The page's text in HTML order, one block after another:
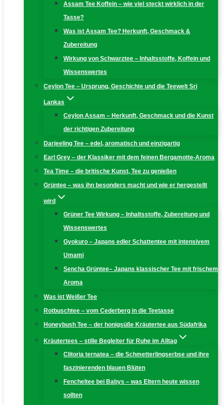
Assam Tee Koffein – wie viel steckt wirklich in der
Tasse?
Was ist Assam Tee? Herkunft, Geschmack &
Zubereitung
Wirkung von Schwarztee – Inhaltsstoffe, Koffein und
Wissenswertes
Ceylon Tee – Ursprung, Geschichte und die Teewelt Sri
Lankas
Ceylon Assam – Herkunft, Geschmack und die Kunst
der richtigen Zubereitung
Darjeeling Tee – edel, aromatisch und einzigartig
Earl Grey – der Klassiker mit dem feinen Bergamotte-Aroma
Tea Time – die britische Kunst, Tee zu genießen
Grüntee – was ihn besonders macht und wie er hergestellt
wird
Grüner Tee Wirkung – Inhaltsstoffe, Zubereitung und
Wissenswertes
Gyokuro – Japans edler Schattentee mit intensivem
Umami
Sencha Grüntee– Japans klassischer Tee mit frischem
Aroma
Was ist Weißer Tee
Rotbuschtee – vom Cederberg in die Teetasse
Honeybush Tee – der honigsüße Kräutertee aus Südafrika
Kräutertees – stille Begleiter für Ruhe im Alltag
Clitoria ternatea – die Schmetterlingserbse und ihre
faszinierenden blauen Blüten
Fencheltee bei Babys – was Eltern heute wissen
sollten